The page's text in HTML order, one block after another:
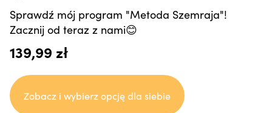
Sprawdź mój program "Metoda Szemraja"!
Zacznij od teraz z nami😊
139,99 zł
Zobacz i wybierz opcję dla siebie